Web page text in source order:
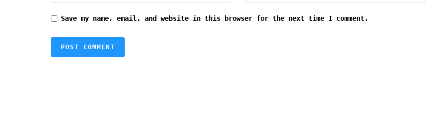
Save my name, email, and website in this browser for the next time I comment.